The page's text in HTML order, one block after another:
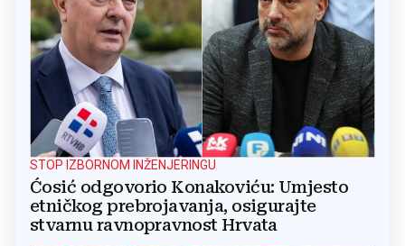
STOP IZBORNOM INŽENJERINGU
Ćosić odgovorio Konakoviću: Umjesto
etničkog prebrojavanja, osigurajte
stvarnu ravnopravnost Hrvata